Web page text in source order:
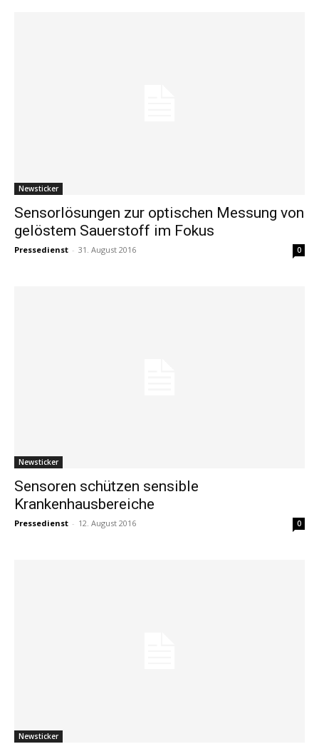
Newsticker
Sensorlösungen zur optischen Messung von
gelöstem Sauerstoff im Fokus
Pressedienst - 31. August 2016 0
Newsticker
Sensoren schützen sensible
Krankenhausbereiche
Pressedienst - 12. August 2016 0
Newsticker